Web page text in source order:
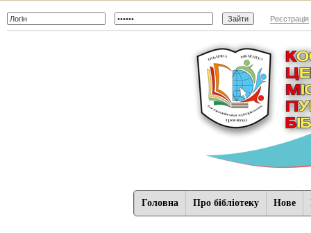
Реєстрація
Головна Про бібліотеку Нове